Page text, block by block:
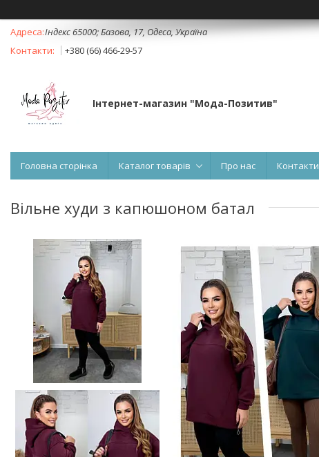
Індекс 65000; Базова, 17, Одеса, Україна
+380 (66) 466-29-57
Інтернет-магазин "Мода-Позитив"
Головна сторінка Каталог товарів Про нас Контакти
Вільне худи з капюшоном батал